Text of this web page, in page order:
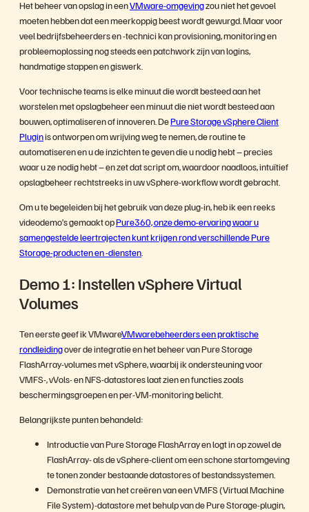
Het beheer van opslag in eenVMware-omgevingzou niet het gevoel
moeten hebben dat een meerkoppig beest wordt gewurgd. Maar voor
veel bedrijfsbeheerders en -technici kan provisioning, monitoring en
probleemoplossing nog steeds een patchwork zijn van logins,
handmatige stappen en giswerk.
Voor technische teams is elke minuut die wordt besteed aan het
worstelen met opslagbeheer een minuut die niet wordt besteed aan
bouwen, optimaliseren of innoveren. DePure Storage vSphere Client
Pluginis ontworpen om wrijving weg te nemen, de routine te
automatiseren en u de inzichten te geven die u nodig hebt – precies
waar u ze nodig hebt – en zet dat script om, waardoor naadloos, intuïtief
opslagbeheer rechtstreeks in uw vSphere-workflow wordt gebracht.
Om u te begeleiden bij het gebruik van deze plug-in, heb ik een reeks
videodemo’s gemaakt opPure360, onze demo-ervaring waar u
samengestelde leertrajecten kunt krijgen rond verschillende Pure
Storage-producten en -diensten
Demo 1: Instellen vSphere Virtual
Volumes
Ten eerste geef ik VMwareVMwarebeheerders een praktische
rondleidingover de integratie en het beheer van Pure Storage
FlashArray-volumes met vSphere, waarbij ik ondersteuning voor
VMFS-, vVols- en NFS-datastores laat zien en functies zoals
beschermingsgroepen en per-VM-monitoring belicht.
Belangrijkste punten behandeld:
Introductie van Pure Storage FlashArray en logt in op zowel de
FlashArray- als de vSphere-client om een schone startomgeving
te tonen zonder bestaande datastores of bestandssystemen.
Demonstratie van het creëren van een VMFS (Virtual Machine
File System)-datastore met behulp van de Pure Storage-plugin,